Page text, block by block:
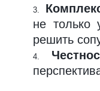
не только
решить